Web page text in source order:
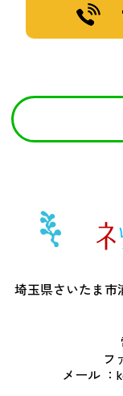
埼玉県さいたま市
フ
メール ：